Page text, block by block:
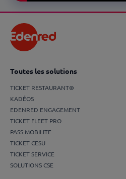
Toutes les solutions
TICKET RESTAURANT®
KADÉOS
EDENRED ENGAGEMENT
TICKET FLEET PRO
PASS MOBILITE
TICKET CESU
TICKET SERVICE
SOLUTIONS CSE